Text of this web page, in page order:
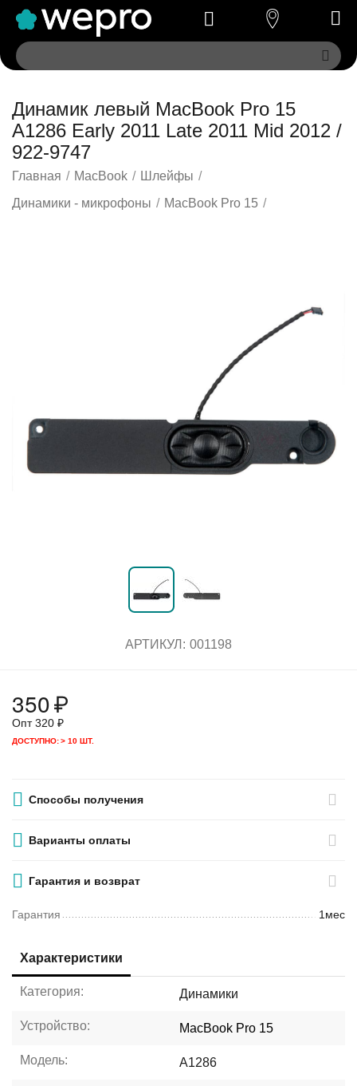
Динамик левый MacBook Pro 15
A1286 Early 2011 Late 2011 Mid 2012 /
922-9747
Главная / MacBook / Шлейфы /
Динамики - микрофоны / MacBook Pro 15 /
АРТИКУЛ: 001198
350₽
Опт320 ₽
ДОСТУПНО:> 10 ШТ.
Способы получения
Варианты оплаты
Гарантия и возврат
Гарантия 1мес
Характеристики
Категория: Динамики
Устройство: MacBook Pro 15
Модель: A1286